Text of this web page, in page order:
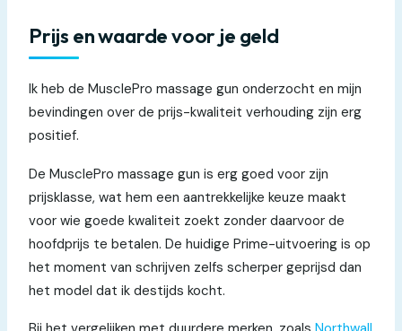
Prijs en waarde voor je geld
Ik heb de MusclePro massage gun onderzocht en mijn
bevindingen over de prijs-kwaliteit verhouding zijn erg
positief.
De MusclePro massage gun is erg goed voor zijn
prijsklasse, wat hem een aantrekkelijke keuze maakt
voor wie goede kwaliteit zoekt zonder daarvoor de
hoofdprijs te betalen. De huidige Prime-uitvoering is op
het moment van schrijven zelfs scherper geprijsd dan
het model dat ik destijds kocht.